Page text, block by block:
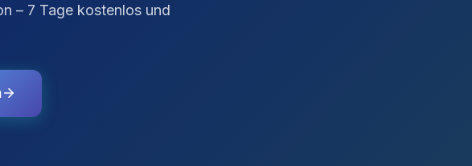
– 7 Tage kostenlos und